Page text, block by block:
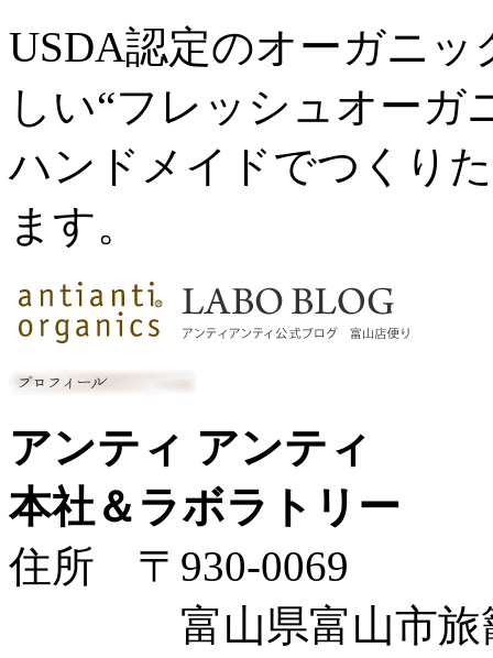
USDA認定のオーガニ
しい“フレッシュオーガ
ハンドメイドでつくり
ます。
アンティ アンティ
本社＆ラボラトリー
住所 〒930-0069
富山県富山市旅